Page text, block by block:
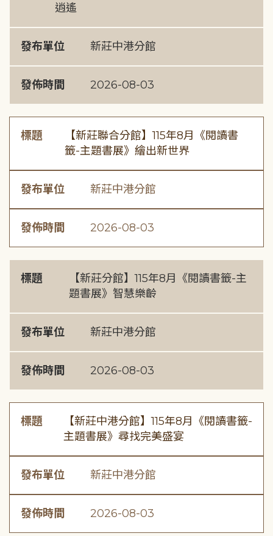
逍遙
發布單位 新莊中港分館
發佈時間 2026-08-03
標題
【新莊聯合分館】115年8月《閱讀書
籤-主題書展》繪出新世界
發布單位 新莊中港分館
發佈時間 2026-08-03
標題
【新莊分館】115年8月《閱讀書籤-主
題書展》智慧樂齡
發布單位 新莊中港分館
發佈時間 2026-08-03
標題
【新莊中港分館】115年8月《閱讀書籤-
主題書展》尋找完美盛宴
發布單位 新莊中港分館
發佈時間 2026-08-03